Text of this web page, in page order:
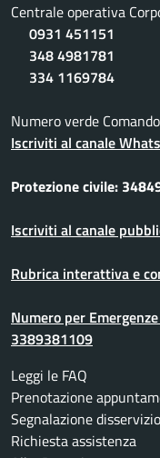
Centrale operativa
0931 451151
348 4981781
334 1169784
Numero verde
Iscriviti al canale
Protezione civile:
Iscriviti al canale
Rubrica interattiva e
Numero per
3389381109
Leggi le FAQ
Prenotazione
Segnalazione disservizio
Richiesta assistenza